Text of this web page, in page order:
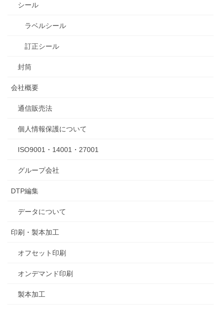
シール
ラベルシール
訂正シール
封筒
会社概要
通信販売法
個人情報保護について
ISO9001・14001・27001
グループ会社
DTP編集
データについて
印刷・製本加工
オフセット印刷
オンデマンド印刷
製本加工